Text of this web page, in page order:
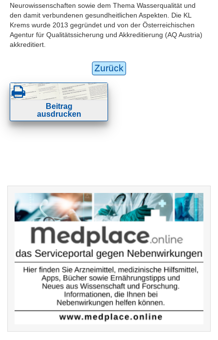
Neurowissenschaften sowie dem Thema Wasserqualität und
den damit verbundenen gesundheitlichen Aspekten. Die KL
Krems wurde 2013 gegründet und von der Österreichischen
Agentur für Qualitätssicherung und Akkreditierung (AQ Austria)
akkreditiert.
Zurück
Beitrag
ausdrucken